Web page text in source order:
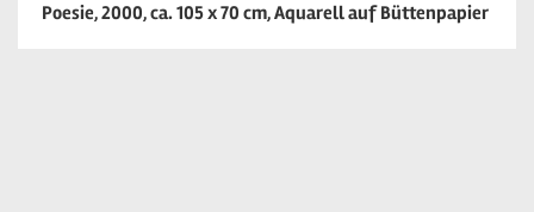
Poesie, 2000, ca. 105 x 70 cm, Aquarell auf Büttenpapier